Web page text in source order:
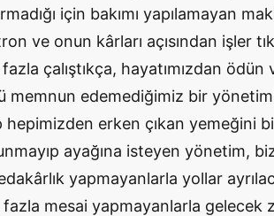
için bakımı yapılamayan
ve onun kârları açısından işler
çalıştıkça, hayatımızdan
memnun edemediğimiz bir yönetim
erken çıkan yemeğini
ayağına isteyen yönetim,
yapmayanlarla yollar
fazla mesai yapmayanlarla gelecek